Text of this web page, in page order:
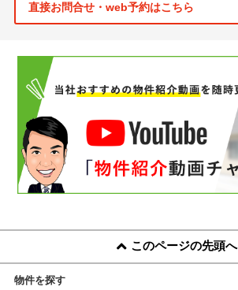
直接お問合せ・web予約はこちら
このページの先頭へ
物件を探す